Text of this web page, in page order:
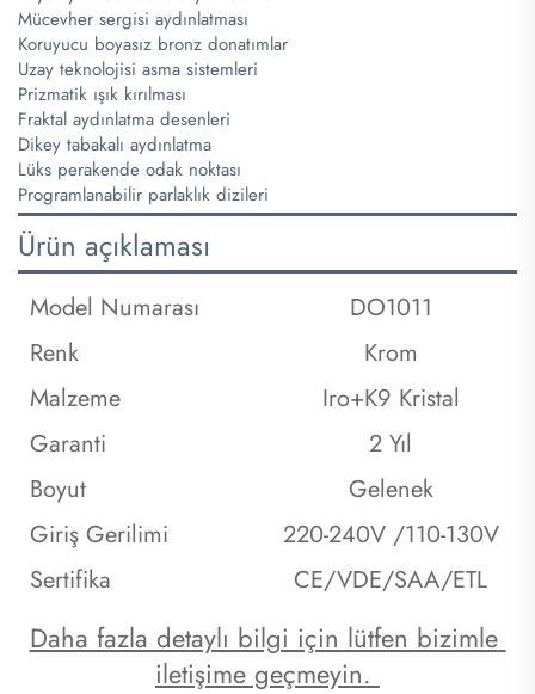
Mücevher sergisi aydınlatması
Koruyucu boyasız bronz donatımlar
Uzay teknolojisi asma sistemleri
Prizmatik ışık kırılması
Fraktal aydınlatma desenleri
Dikey tabakalı aydınlatma
Lüks perakende odak noktası
Programlanabilir parlaklık dizileri
Ürün açıklaması
Model Numarası
DO1011
Renk
Krom
Malzeme
Iro+K9 Kristal
Garanti
2 Yıl
Boyut
Gelenek
Giriş Gerilimi
220-240V /110-130V
Sertifika
CE/VDE/SAA/ETL
Daha fazla detaylı bilgi için lütfen bizimle
iletişime geçmeyin.